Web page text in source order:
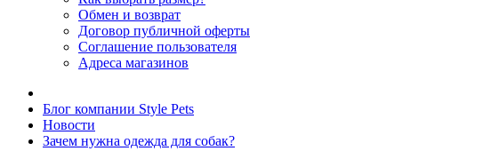
Обмен и возврат
Договор публичной оферты
Соглашение пользователя
Адреса магазинов
Блог компании Style Pets
Новости
Зачем нужна одежда для собак?